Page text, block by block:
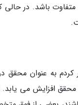
باشد. در حالی که
محقق افزایش می